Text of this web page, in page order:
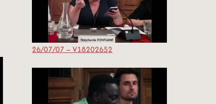
26/07/07 – V18202652